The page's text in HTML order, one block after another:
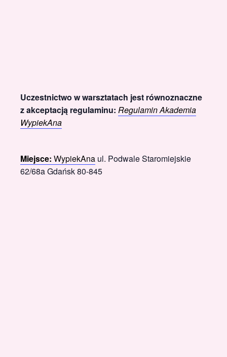
Uczestnictwo w warsztatach jest równoznaczne
z akceptacją regulaminu: Regulamin Akademia
WypiekAna
Miejsce: WypiekAna ul. Podwale Staromiejskie
62/68a Gdańsk 80-845